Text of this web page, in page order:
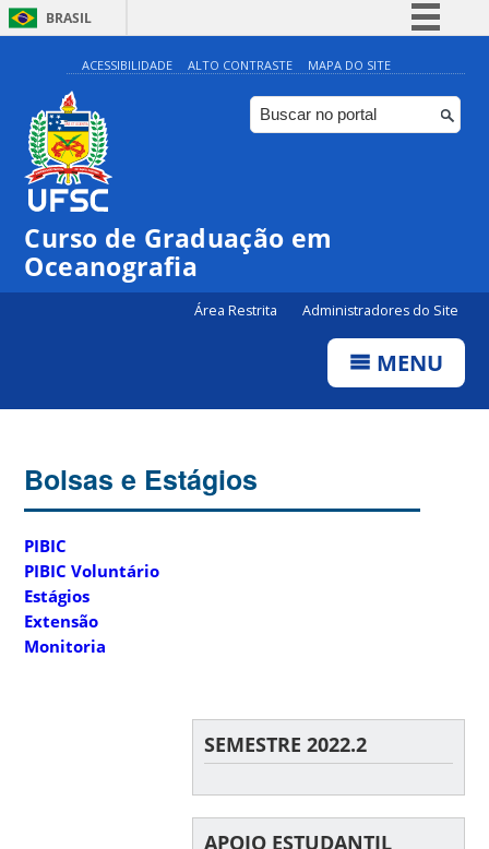
BRASIL
Simplifique!
Comunica BR
Participe
Canais
ACESSIBILIDADE ALTO CONTRASTE MAPA DO SITE
Curso de Graduação em
Oceanografia
Área Restrita Administradores do Site
MENU
Bolsas e Estágios
PIBIC
PIBIC Voluntário
Estágios
Extensão
Monitoria
SEMESTRE 2022.2
APOIO ESTUDANTIL